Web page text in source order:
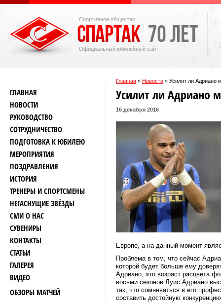
Спортивное общество
Официальный юбилейный сайт
Главная » Новости » Усилит ли Адриано
ГЛАВНАЯ
НОВОСТИ
РУКОВОДСТВО
СОТРУДНИЧЕСТВО
ПОДГОТОВКА К ЮБИЛЕЮ
МЕРОПРИЯТИЯ
ПОЗДРАВЛЕНИЯ
ИСТОРИЯ
ТРЕНЕРЫ И СПОРТСМЕНЫ
НЕГАСНУЩИЕ ЗВЁЗДЫ
СМИ О НАС
СУВЕНИРЫ
КОНТАКТЫ
СТАТЬИ
ГАЛЕРЕЯ
ВИДЕО
ОБЗОРЫ МАТЧЕЙ
Усилит ли Адриано
16 декабря 2016
Европе, а на данный момент
Проблема в том, что сейчас
которой будет больше ему
Адриано, это возраст расцвета
восьми сезонов Луис Адриано
так, что сомневаться в его
составить достойную